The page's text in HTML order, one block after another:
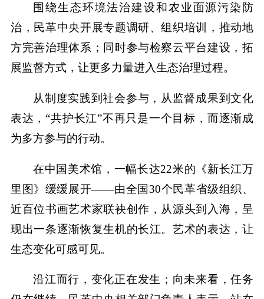
围绕生态环境法治建设和农业面源污染防
治，民革中央开展专题调研、组织培训，推动地
方完善治理体系；同时参与检察云平台建设，拓
展监督方式，让更多力量进入生态治理过程。
从制度实践到社会参与，从监督成果到文化
表达，“共护长江”不再只是一个目标，而逐渐成
为多方参与的行动。
在中国美术馆，一幅长达22米的《新长江万
里图》缓缓展开——由全国30个民革省级组织、
近百位书画艺术家联袂创作，从源头到入海，呈
现出一条逐渐恢复生机的长江。艺术的表达，让
生态变化可感可见。
沿江而行，变化正在发生；向未来看，任务